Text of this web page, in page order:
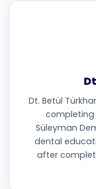
Dt. Betül
completing
Süleyman
dental
after